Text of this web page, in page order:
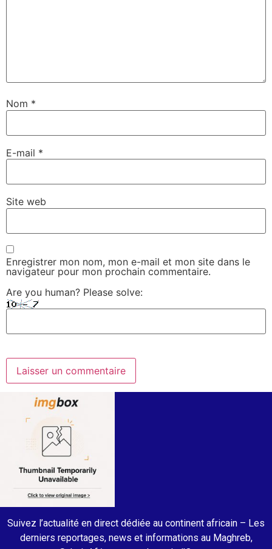
Nom *
E-mail *
Site web
Enregistrer mon nom, mon e-mail et mon site dans le
navigateur pour mon prochain commentaire.
Are you human? Please solve:
Suivez l’actualité en direct dédiée au continent africain – Les
derniers reportages, news et informations au Maghreb,